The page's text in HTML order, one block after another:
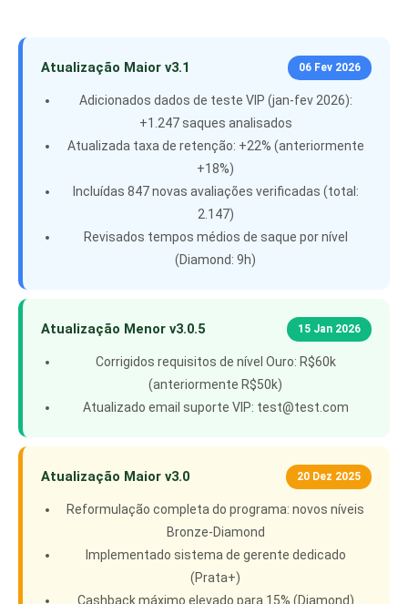
Atualização Maior v3.1 06 Fev 2026
Adicionados dados de teste VIP (jan-fev 2026):
+1.247 saques analisados
Atualizada taxa de retenção: +22% (anteriormente
+18%)
Incluídas 847 novas avaliações verificadas (total:
2.147)
Revisados tempos médios de saque por nível
(Diamond: 9h)
Atualização Menor v3.0.5 15 Jan 2026
Corrigidos requisitos de nível Ouro: R$60k
(anteriormente R$50k)
Atualizado email suporte VIP: test@test.com
Atualização Maior v3.0 20 Dez 2025
Reformulação completa do programa: novos níveis
Bronze-Diamond
Implementado sistema de gerente dedicado
(Prata+)
Cashback máximo elevado para 15% (Diamond)